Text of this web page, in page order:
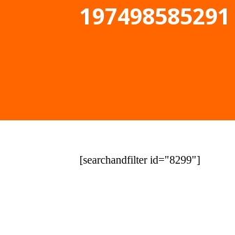
197498585291
[searchandfilter id="8299"]